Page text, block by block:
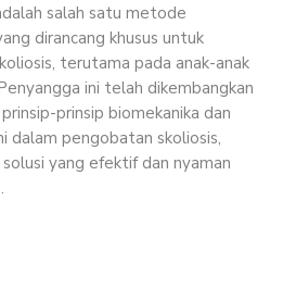
salah satu metode
dirancang khusus untuk
terutama pada anak-anak
ini telah dikembangkan
prinsip biomekanika dan
dalam pengobatan skoliosis,
yang efektif dan nyaman